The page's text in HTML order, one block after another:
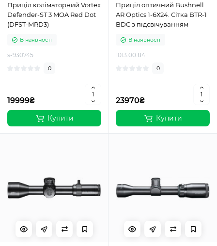
Приціл коліматорний Vortex
Defender-ST 3 MOA Red Dot
(DFST-MRD3)
В наявності
s-930745
0
19999₴
Купити
Приціл оптичний Bushnell
AR Optics 1-6Х24. Сітка BTR-1
BDC з підсвічуванням
В наявності
1013.00.84
0
23970₴
Купити